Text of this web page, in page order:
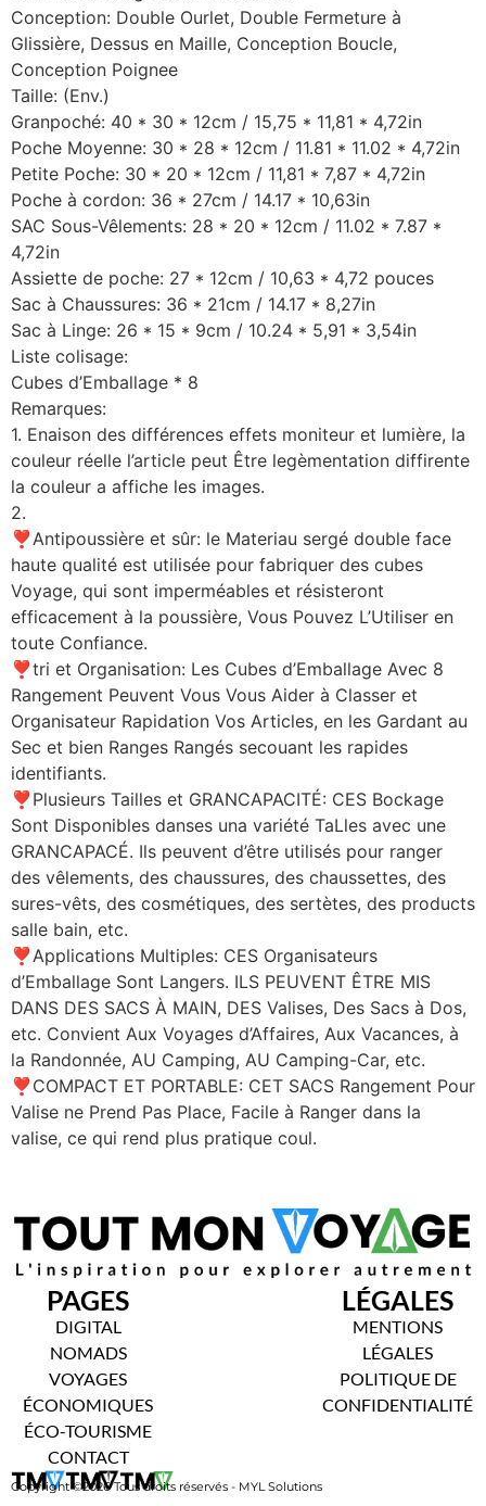
Conception: Double Ourlet, Double Fermeture à
Glissière, Dessus en Maille, Conception Boucle,
Conception Poignee
Taille: (Env.)
Granpoché: 40 * 30 * 12cm / 15,75 * 11,81 * 4,72in
Poche Moyenne: 30 * 28 * 12cm / 11.81 * 11.02 * 4,72in
Petite Poche: 30 * 20 * 12cm / 11,81 * 7,87 * 4,72in
Poche à cordon: 36 * 27cm / 14.17 * 10,63in
SAC Sous-Vêlements: 28 * 20 * 12cm / 11.02 * 7.87 *
4,72in
Assiette de poche: 27 * 12cm / 10,63 * 4,72 pouces
Sac à Chaussures: 36 * 21cm / 14.17 * 8,27in
Sac à Linge: 26 * 15 * 9cm / 10.24 * 5,91 * 3,54in
Liste colisage:
Cubes d’Emballage * 8
Remarques:
1. Enaison des différences effets moniteur et lumière, la
couleur réelle l’article peut Être legèmentation diffirente
la couleur a affiche les images.
2.
❣Antipoussière et sûr: le Materiau sergé double face
haute qualité est utilisée pour fabriquer des cubes
Voyage, qui sont imperméables et résisteront
efficacement à la poussière, Vous Pouvez L’Utiliser en
toute Confiance.
❣tri et Organisation: Les Cubes d’Emballage Avec 8
Rangement Peuvent Vous Vous Aider à Classer et
Organisateur Rapidation Vos Articles, en les Gardant au
Sec et bien Ranges Rangés secouant les rapides
identifiants.
❣Plusieurs Tailles et GRANCAPACITÉ: CES Bockage
Sont Disponibles danses una variété TaLles avec une
GRANCAPACÉ. Ils peuvent d’être utilisés pour ranger
des vêlements, des chaussures, des chaussettes, des
sures-vêts, des cosmétiques, des sertètes, des products
salle bain, etc.
❣Applications Multiples: CES Organisateurs
d’Emballage Sont Langers. ILS PEUVENT ÊTRE MIS
DANS DES SACS À MAIN, DES Valises, Des Sacs à Dos,
etc. Convient Aux Voyages d’Affaires, Aux Vacances, à
la Randonnée, AU Camping, AU Camping-Car, etc.
❣COMPACT ET PORTABLE: CET SACS Rangement Pour
Valise ne Prend Pas Place, Facile à Ranger dans la
valise, ce qui rend plus pratique coul.
PAGES
DIGITAL
NOMADS
VOYAGES
ÉCONOMIQUES
ÉCO-TOURISME
CONTACT
LÉGALES
MENTIONS
LÉGALES
POLITIQUE DE
CONFIDENTIALITÉ
Copyright ©2026 Tous droits réservés - MYL Solutions